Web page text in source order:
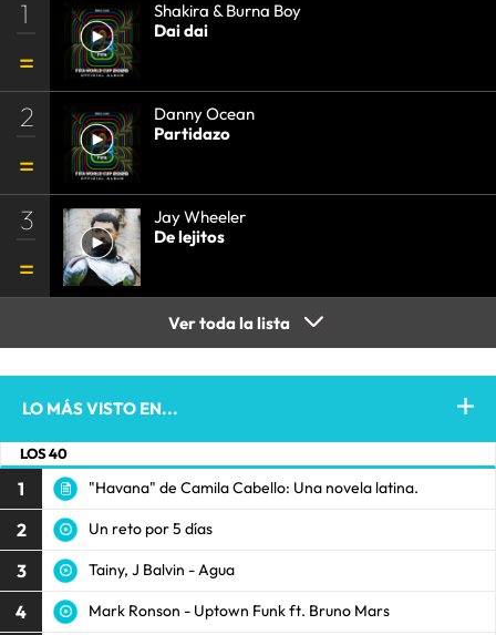
1
Shakira & Burna Boy
Dai dai
2
Danny Ocean
Partidazo
3
Jay Wheeler
De lejitos
Ver toda la lista
LO MÁS VISTO EN...
LOS 40
1 "Havana" de Camila Cabello: Una novela latina.
2 Un reto por 5 días
3 Tainy, J Balvin - Agua
4 Mark Ronson - Uptown Funk ft. Bruno Mars